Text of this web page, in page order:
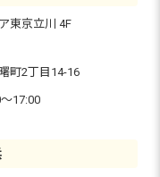
東京立川 4F
町2丁目14-16
17:00